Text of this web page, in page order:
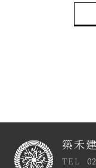
築禾
TEL